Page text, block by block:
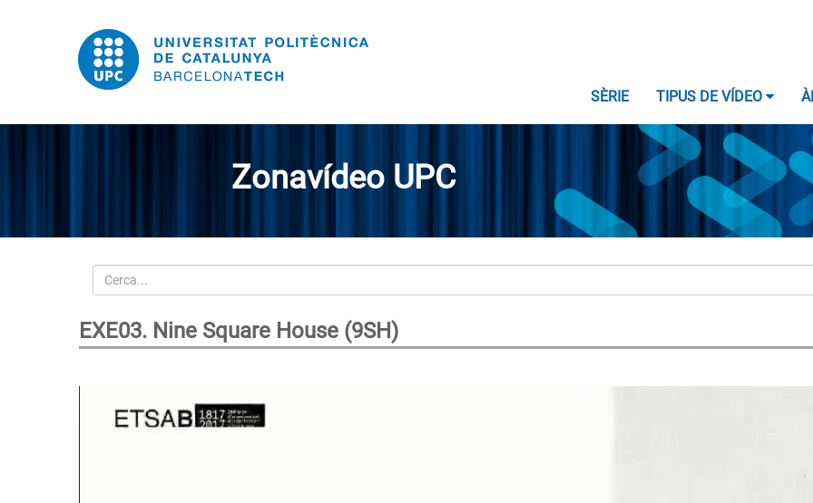
SÈRIE TIPUS DE VÍDEO
Zonavídeo UPC
Cerca
EXE03. Nine Square House (9SH)